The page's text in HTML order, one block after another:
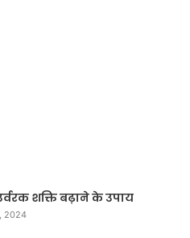
शक्ति बढ़ाने के उपाय
2024